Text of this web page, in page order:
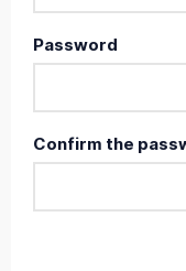
Password
Confirm the